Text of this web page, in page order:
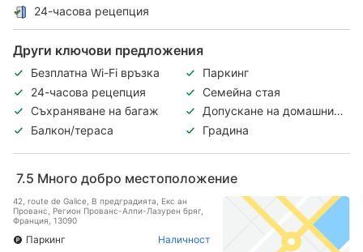
24-часова рецепция
Други ключови предложения
Безплатна Wi-Fi връзка
Паркинг
24-часова рецепция
Семейна стая
Съхраняване на багаж
Допускане на домашни
любимци
Балкон/тераса Градина
7.5 Много добро местоположение
42, route de Galice, В предградията, Екс ан
Прованс, Регион Прованс-Алпи-Лазурен бряг,
Франция, 13090
Паркинг
Наличност